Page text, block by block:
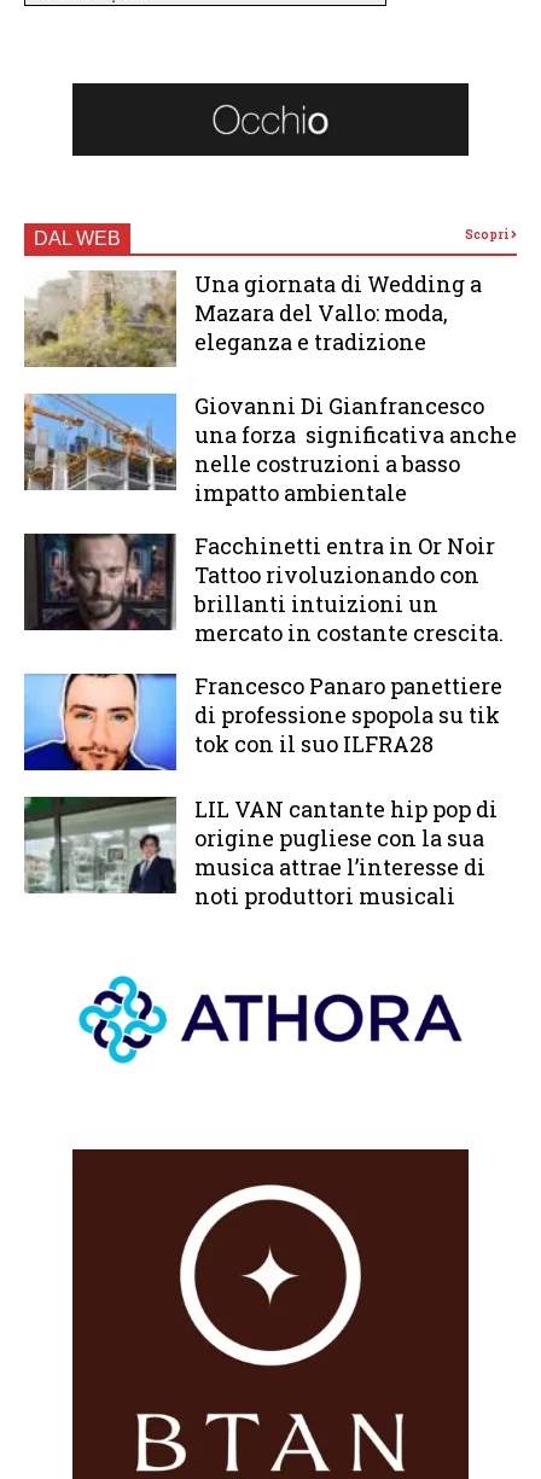
DAL WEB Scopri
Una giornata di Wedding a
Mazara del Vallo: moda,
eleganza e tradizione
Giovanni Di Gianfrancesco
una forza significativa anche
nelle costruzioni a basso
impatto ambientale
Facchinetti entra in Or Noir
Tattoo rivoluzionando con
brillanti intuizioni un
mercato in costante crescita.
Francesco Panaro panettiere
di professione spopola su tik
tok con il suo ILFRA28
LIL VAN cantante hip pop di
origine pugliese con la sua
musica attrae l’interesse di
noti produttori musicali